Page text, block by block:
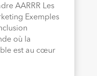
AARRR Les
Exemples
où la
est au cœur